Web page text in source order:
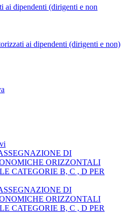
ai dipendenti (dirigenti e non
ai dipendenti (dirigenti e non)
DI
ORIZZONTALI
CATEGORIE B, C , D PER
DI
ORIZZONTALI
CATEGORIE B, C , D PER